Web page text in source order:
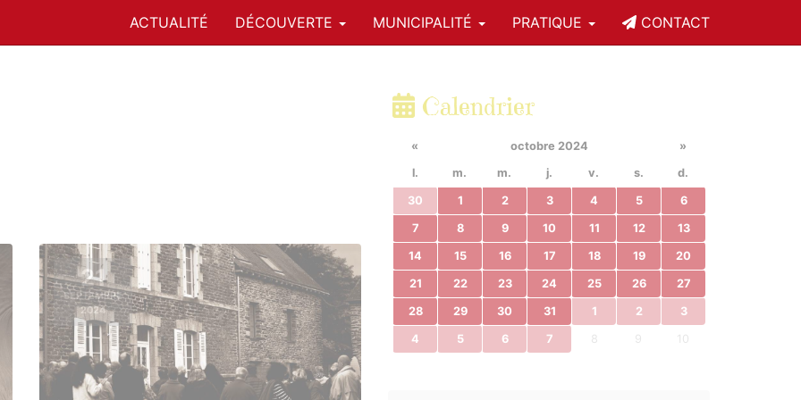
ACTUALITÉ DÉCOUVERTE MUNICIPALITÉ PRATIQUE CONTACT
21
SEPTEMBRE
2024
Calendrier
« octobre 2024
»
l.
m. m. j. v. s. d.
30 1 2 3 4 5 6
7 8 9 10 11 12 13
14 15 16 17 18 19 20
21 22 23 24 25 26 27
28 29 30 31 1 2 3
4 5 6 7 8 9 10